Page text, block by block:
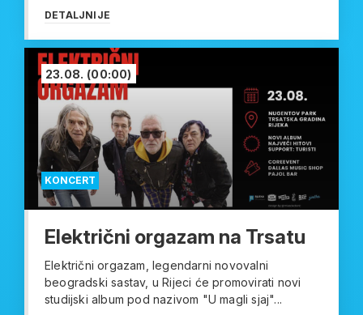
DETALJNIJE
KONCERT
23.08. (00:00)
Električni orgazam na Trsatu
Električni orgazam, legendarni novovalni
beogradski sastav, u Rijeci će promovirati novi
studijski album pod nazivom "U magli sjaj"...